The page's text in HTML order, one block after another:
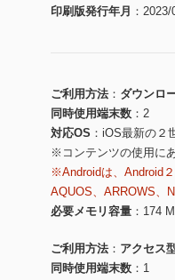
印刷版発行年月
2023/
ご利用方法
ダウンロ
同時使用端末数
2
対応OS
iOS最新の２
※コンテンツの使用に
※Androidは、Android
AQUOS、ARROWS、
必要メモリ容量
174
ご利用方法
アクセス
同時使用端末数
1